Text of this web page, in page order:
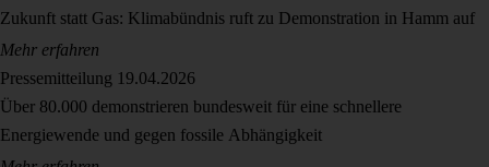
Zukunft statt Gas: Klimabündnis ruft zu Demonstration in Hamm auf
Mehr erfahren
Pressemitteilung 19.04.2026
Über 80.000 demonstrieren bundesweit für eine schnellere
Energiewende und gegen fossile Abhängigkeit